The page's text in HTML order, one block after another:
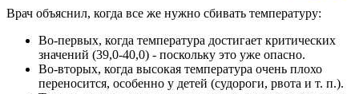
Врач объяснил, когда все же нужно сбивать температуру:
Во-первых, когда температура достигает критических
значений (39,0-40,0) - поскольку это уже опасно.
Во-вторых, когда высокая температура очень плохо
переносится, особенно у детей (судороги, рвота и т. п.).